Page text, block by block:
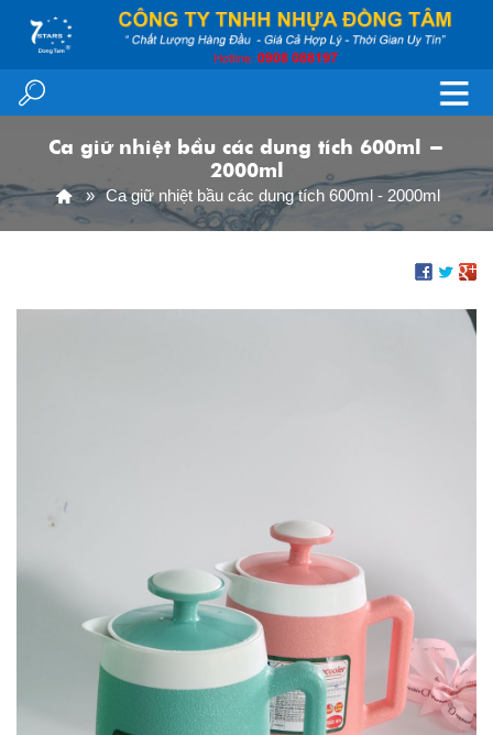
Ca giữ nhiệt bầu các dung tích 600ml -
2000ml
Ca giữ nhiệt bầu các dung tích 600ml - 2000ml